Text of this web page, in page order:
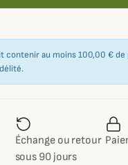
contenir au moins 100,00 €
Échange ou retour
sous 90 jours